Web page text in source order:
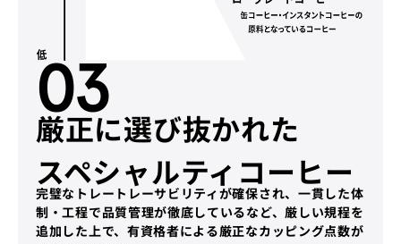
03
厳正に選び抜かれた
スペシャルティコーヒー
完璧なトレートレーサビリティが確保され、一貫した体
制・工程で品質管理が徹底しているなど、厳しい規程を
追加した上で、有資格者による厳正なカッピング点数が